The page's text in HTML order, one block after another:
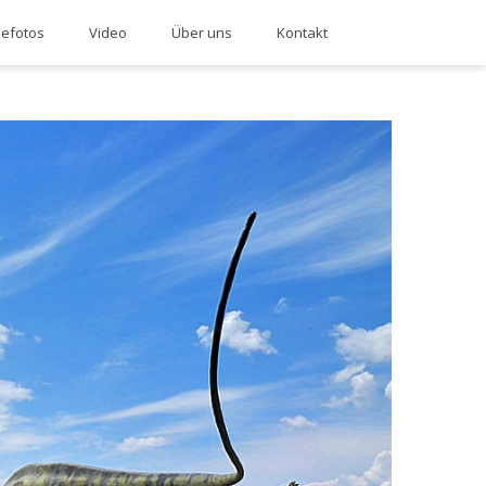
Video Über uns Kontakt